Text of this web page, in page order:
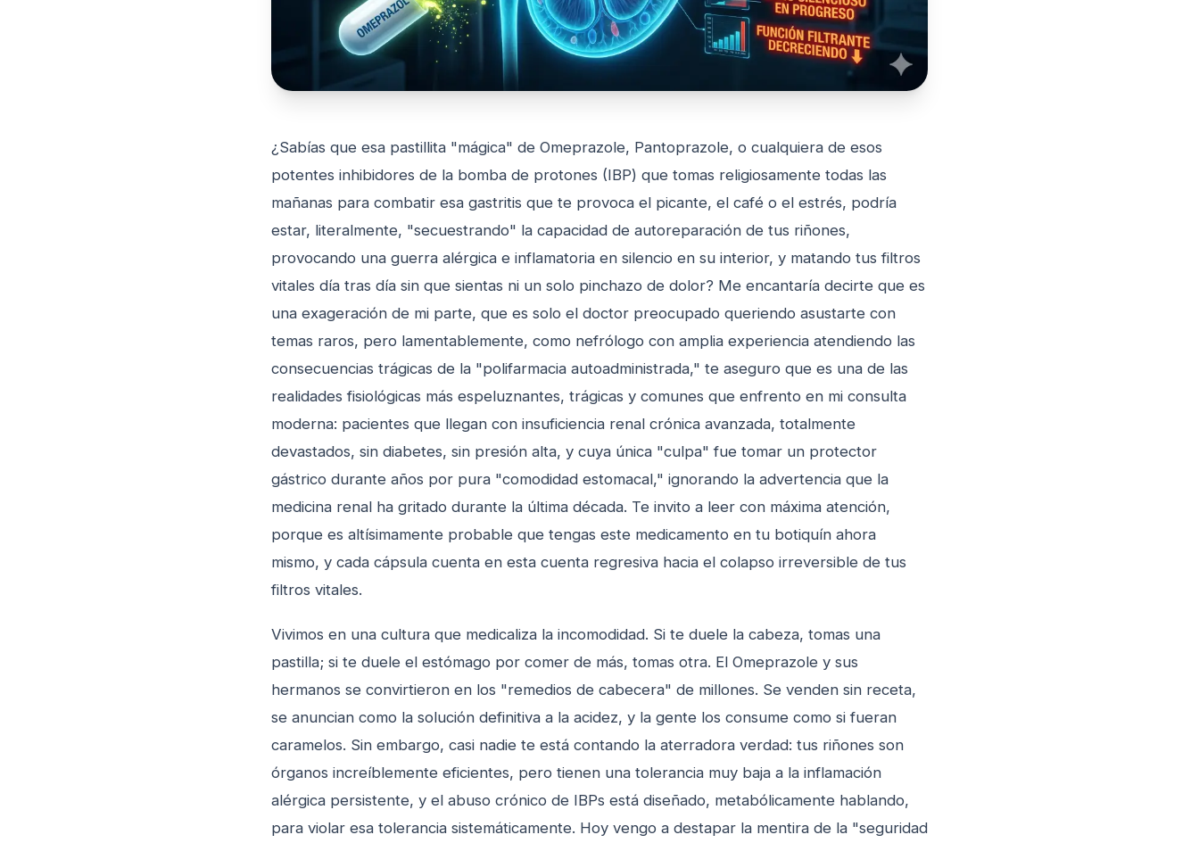
¿Sabías que esa pastillita "mágica" de Omeprazole, Pantoprazole, o cualquiera de esos
potentes inhibidores de la bomba de protones (IBP) que tomas religiosamente todas las
mañanas para combatir esa gastritis que te provoca el picante, el café o el estrés, podría
estar, literalmente, "secuestrando" la capacidad de autoreparación de tus riñones,
provocando una guerra alérgica e inflamatoria en silencio en su interior, y matando tus filtros
vitales día tras día sin que sientas ni un solo pinchazo de dolor? Me encantaría decirte que es
una exageración de mi parte, que es solo el doctor preocupado queriendo asustarte con
temas raros, pero lamentablemente, como nefrólogo con amplia experiencia atendiendo las
consecuencias trágicas de la "polifarmacia autoadministrada," te aseguro que es una de las
realidades fisiológicas más espeluznantes, trágicas y comunes que enfrento en mi consulta
moderna: pacientes que llegan con insuficiencia renal crónica avanzada, totalmente
devastados, sin diabetes, sin presión alta, y cuya única "culpa" fue tomar un protector
gástrico durante años por pura "comodidad estomacal," ignorando la advertencia que la
medicina renal ha gritado durante la última década. Te invito a leer con máxima atención,
porque es altísimamente probable que tengas este medicamento en tu botiquín ahora
mismo, y cada cápsula cuenta en esta cuenta regresiva hacia el colapso irreversible de tus
filtros vitales.
Vivimos en una cultura que medicaliza la incomodidad. Si te duele la cabeza, tomas una
pastilla; si te duele el estómago por comer de más, tomas otra. El Omeprazole y sus
hermanos se convirtieron en los "remedios de cabecera" de millones. Se venden sin receta,
se anuncian como la solución definitiva a la acidez, y la gente los consume como si fueran
caramelos. Sin embargo, casi nadie te está contando la aterradora verdad: tus riñones son
órganos increíblemente eficientes, pero tienen una tolerancia muy baja a la inflamación
alérgica persistente, y el abuso crónico de IBPs está diseñado, metabólicamente hablando,
para violar esa tolerancia sistemáticamente. Hoy vengo a destapar la mentira de la "seguridad